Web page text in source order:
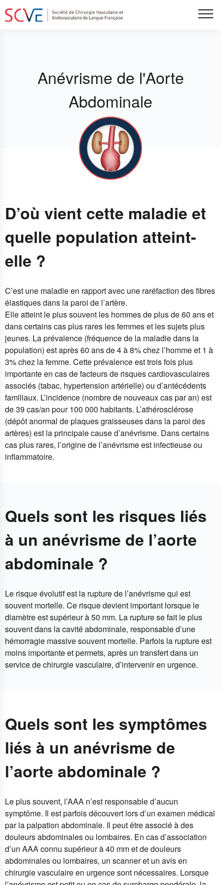
Aller
au
Anévrisme de l'Aorte
Abdominale
D’où vient cette maladie et
quelle population atteint-
elle ?
C’est une maladie en rapport avec une raréfaction des fibres
élastiques dans la paroi de l’artère.
Elle atteint le plus souvent les hommes de plus de 60 ans et
dans certains cas plus rares les femmes et les sujets plus
jeunes. La prévalence (fréquence de la maladie dans la
population) est après 60 ans de 4 à 8% chez l’homme et 1 à
3% chez la femme. Cette prévalence est trois fois plus
importante en cas de facteurs de risques cardiovasculaires
associés (tabac, hypertension artérielle) ou d’antécédents
familiaux. L’incidence (nombre de nouveaux cas par an) est
de 39 cas/an pour 100 000 habitants. L’athérosclérose
(dépôt anormal de plaques graisseuses dans la paroi des
artères) est la principale cause d’anévrisme. Dans certains
cas plus rares, l’origine de l’anévrisme est infectieuse ou
inflammatoire.
Quels sont les risques liés
à un anévrisme de l’aorte
abdominale ?
Le risque évolutif est la rupture de l’anévrisme qui est
souvent mortelle. Ce risque devient important lorsque le
diamètre est supérieur à 50 mm. La rupture se fait le plus
souvent dans la cavité abdominale, responsable d’une
hémorragie massive souvent mortelle. Parfois la rupture est
moins importante et permets, après un transfert dans un
service de chirurgie vasculaire, d’intervenir en urgence.
Quels sont les symptômes
liés à un anévrisme de
l’aorte abdominale ?
Le plus souvent, l’AAA n’est responsable d’aucun
symptôme. Il est parfois découvert lors d’un examen médical
par la palpation abdominale. Il peut être associé à des
douleurs abdominales ou lombaires. En cas d’association
d’un AAA connu supérieur à 40 mm et de douleurs
abdominales ou lombaires, un scanner et un avis en
chirurgie vasculaire en urgence sont nécessaires. Lorsque